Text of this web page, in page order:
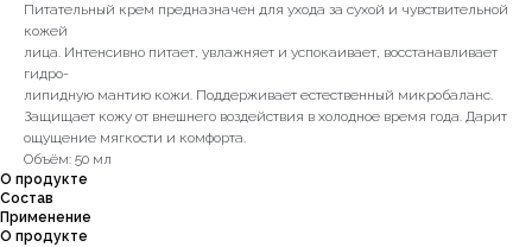
Питательный крем предназначен для ухода за сухой и чувствительной
кожей
лица. Интенсивно питает, увлажняет и успокаивает, восстанавливает
гидро-
липидную мантию кожи. Поддерживает естественный микробаланс.
Защищает кожу от внешнего воздействия в холодное время года. Дарит
ощущение мягкости и комфорта.
Объём: 50 мл
О продукте
Состав
Применение
О продукте